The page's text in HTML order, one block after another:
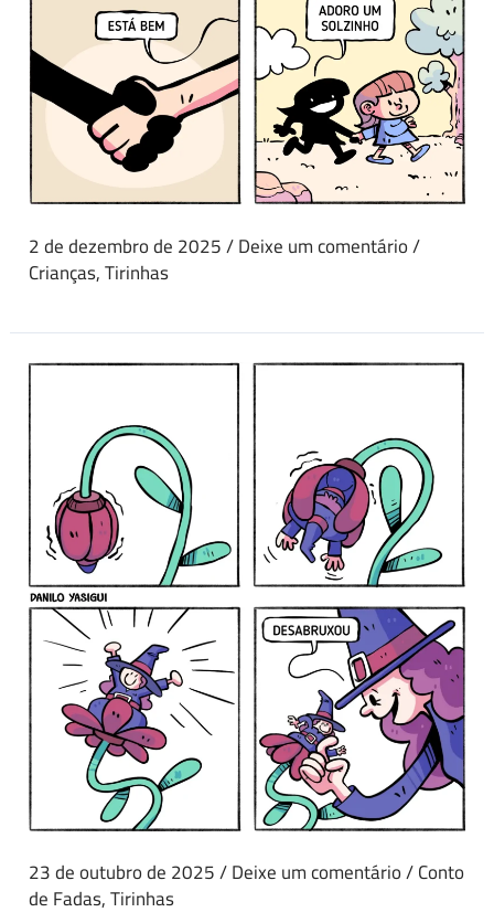
2 de dezembro de 2025/Deixe um comentário/
Crianças,Tirinhas
23 de outubro de 2025/Deixe um comentário/Conto
de Fadas,Tirinhas